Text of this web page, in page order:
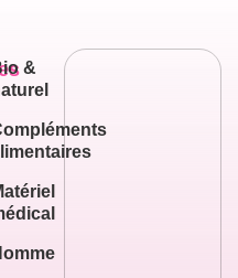
&